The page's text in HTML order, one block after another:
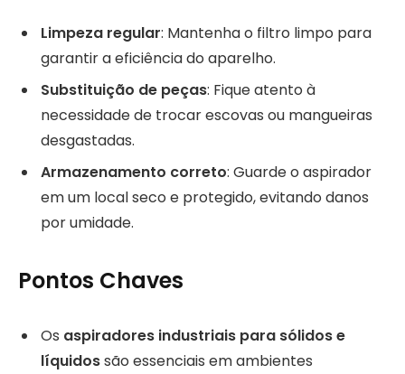
Limpeza regular: Mantenha o filtro limpo para
garantir a eficiência do aparelho.
Substituição de peças: Fique atento à
necessidade de trocar escovas ou mangueiras
desgastadas.
Armazenamento correto: Guarde o aspirador
em um local seco e protegido, evitando danos
por umidade.
Pontos Chaves
Os aspiradores industriais para sólidos e
líquidossão essenciais em ambientes